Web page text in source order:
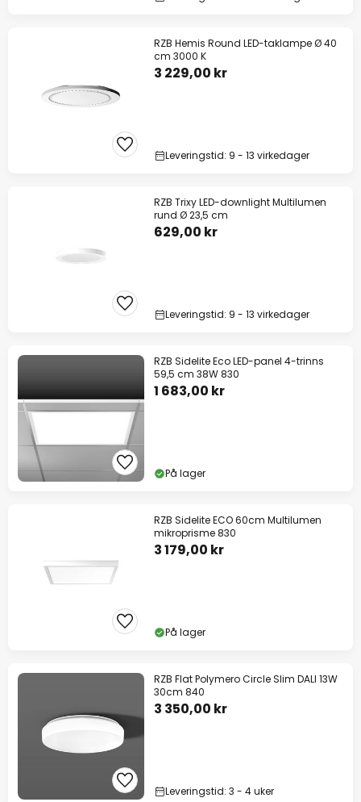
RZB Hemis Round LED-taklampe Ø 40
cm 3000 K
3 229,00 kr
Leveringstid: 9 - 13 virkedager
RZB Trixy LED-downlight Multilumen
rund Ø 23,5 cm
629,00 kr
Leveringstid: 9 - 13 virkedager
RZB Sidelite Eco LED-panel 4-trinns
59,5 cm 38W 830
1 683,00 kr
På lager
RZB Sidelite ECO 60cm Multilumen
mikroprisme 830
3 179,00 kr
På lager
RZB Flat Polymero Circle Slim DALI 13W
30cm 840
3 350,00 kr
Leveringstid: 3 - 4 uker